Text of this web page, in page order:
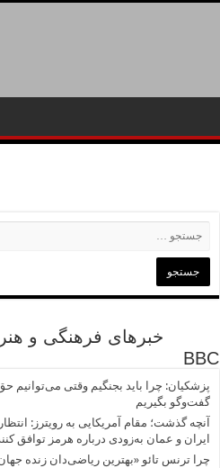
خبرهای فرهنگی و
BBC
پزشکیان: چرا باید بجنگیم وقتی می‌توانیم
گفت‌وگو بگیریم
آنچه گذشت؛ مقام آمریکایی به رویترز:
ایران و عمان به‌زودی درباره هرمز توافق
چرا ترنس تائو «بهترین ریاضی‌دان زنده